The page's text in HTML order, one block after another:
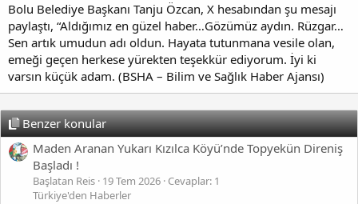
Bolu Belediye Başkanı Tanju Özcan, X hesabından şu mesajı
paylaştı, “Aldığımız en güzel haber…Gözümüz aydın. Rüzgar…
Sen artık umudun adı oldun. Hayata tutunmana vesile olan,
emeği geçen herkese yürekten teşekkür ediyorum. İyi ki
varsın küçük adam. (BSHA – Bilim ve Sağlık Haber Ajansı)
Benzer konular
Maden Aranan Yukarı Kızılca Köyü’nde Topyekün Direniş
Başladı !
Başlatan Reis 19 Tem 2026 Cevaplar: 1
Türkiye'den Haberler